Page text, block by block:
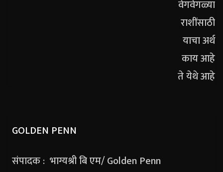
GOLDEN PENN
संपादक : भाग्यश्री बि एम/ Golden Penn